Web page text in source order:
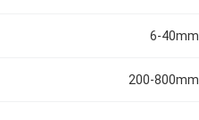
6-40mm
200-800mm